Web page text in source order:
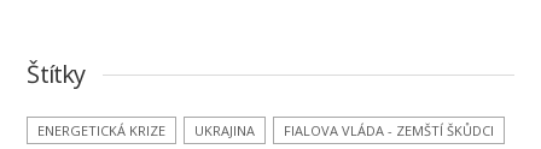
Štítky
ENERGETICKÁ KRIZE UKRAJINA
FIALOVA VLÁDA - ZEMŠTÍ ŠKŮDCI